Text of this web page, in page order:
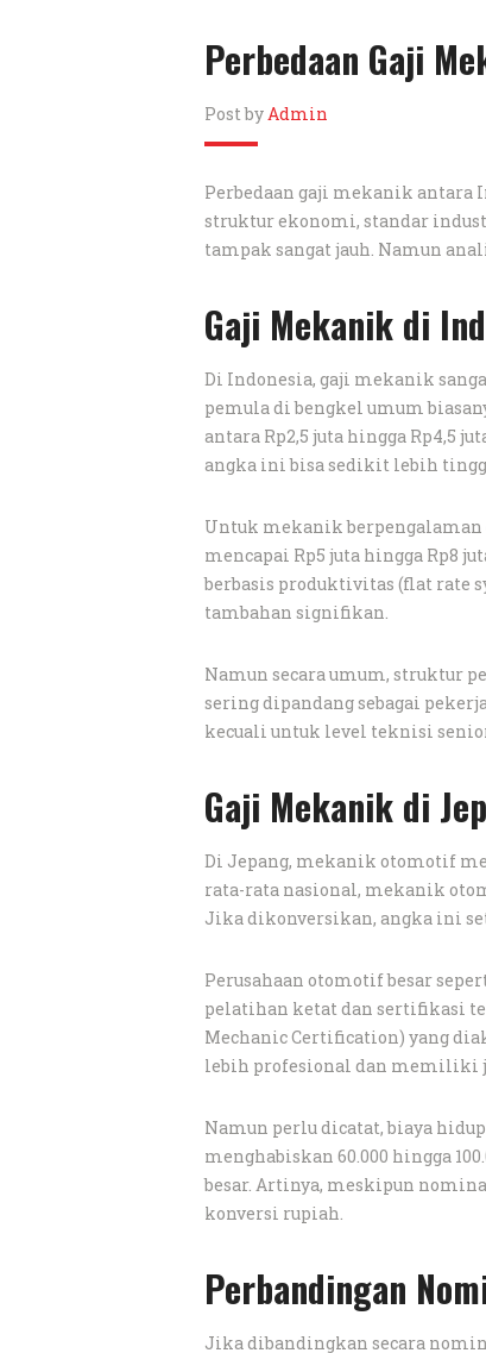
Perbedaan Gaji
Post byAdmin
Perbedaan gaji mekanik antara
struktur ekonomi, standar
tampak sangat jauh. Namun
Gaji Mekanik di
Di Indonesia, gaji mekanik
pemula di bengkel umum
antara Rp2,5 juta hingga Rp4,5
angka ini bisa sedikit lebih
Untuk mekanik berpengalaman
mencapai Rp5 juta hingga Rp8
berbasis produktivitas (flat rate
tambahan signifikan.
Namun secara umum, struktur
sering dipandang sebagai
kecuali untuk level teknisi
Gaji Mekanik di
Di Jepang, mekanik otomotif
rata-rata nasional, mekanik
Jika dikonversikan, angka ini
Perusahaan otomotif besar
pelatihan ketat dan sertifikasi
Mechanic Certification) yang
lebih profesional dan memiliki
Namun perlu dicatat, biaya
menghabiskan 60.000 hingga
besar. Artinya, meskipun
konversi rupiah.
Perbandingan
Jika dibandingkan secara